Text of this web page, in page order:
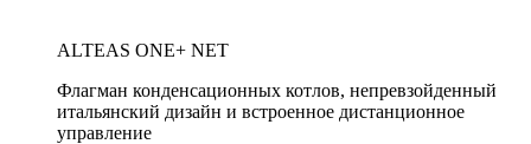
ALTEAS ONE+ NET
Флагман конденсационных котлов, непревзойденный
итальянский дизайн и встроенное дистанционное
управление